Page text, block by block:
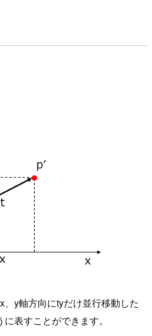
、y軸方向にtyだけ並行移動した
表すことができます。